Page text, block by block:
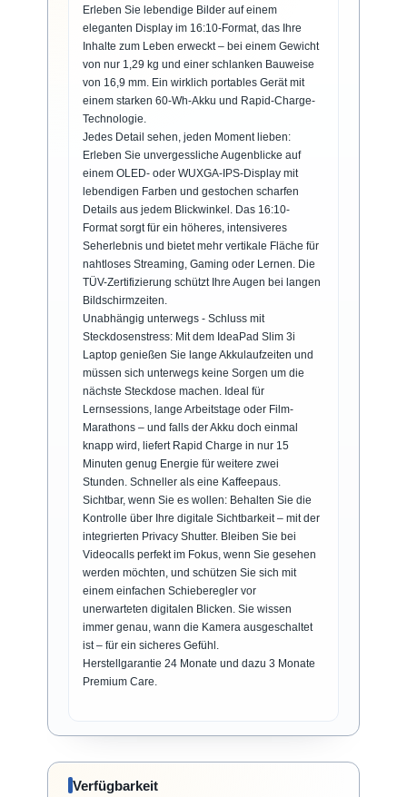
Erleben Sie lebendige Bilder auf einem
eleganten Display im 16:10-Format, das Ihre
Inhalte zum Leben erweckt – bei einem Gewicht
von nur 1,29 kg und einer schlanken Bauweise
von 16,9 mm. Ein wirklich portables Gerät mit
einem starken 60-Wh-Akku und Rapid-Charge-
Technologie.
Jedes Detail sehen, jeden Moment lieben:
Erleben Sie unvergessliche Augenblicke auf
einem OLED- oder WUXGA-IPS-Display mit
lebendigen Farben und gestochen scharfen
Details aus jedem Blickwinkel. Das 16:10-
Format sorgt für ein höheres, intensiveres
Seherlebnis und bietet mehr vertikale Fläche für
nahtloses Streaming, Gaming oder Lernen. Die
TÜV-Zertifizierung schützt Ihre Augen bei langen
Bildschirmzeiten.
Unabhängig unterwegs - Schluss mit
Steckdosenstress: Mit dem IdeaPad Slim 3i
Laptop genießen Sie lange Akkulaufzeiten und
müssen sich unterwegs keine Sorgen um die
nächste Steckdose machen. Ideal für
Lernsessions, lange Arbeitstage oder Film-
Marathons – und falls der Akku doch einmal
knapp wird, liefert Rapid Charge in nur 15
Minuten genug Energie für weitere zwei
Stunden. Schneller als eine Kaffeepaus.
Sichtbar, wenn Sie es wollen: Behalten Sie die
Kontrolle über Ihre digitale Sichtbarkeit – mit der
integrierten Privacy Shutter. Bleiben Sie bei
Videocalls perfekt im Fokus, wenn Sie gesehen
werden möchten, und schützen Sie sich mit
einem einfachen Schieberegler vor
unerwarteten digitalen Blicken. Sie wissen
immer genau, wann die Kamera ausgeschaltet
ist – für ein sicheres Gefühl.
Herstellgarantie 24 Monate und dazu 3 Monate
Premium Care.
Verfügbarkeit